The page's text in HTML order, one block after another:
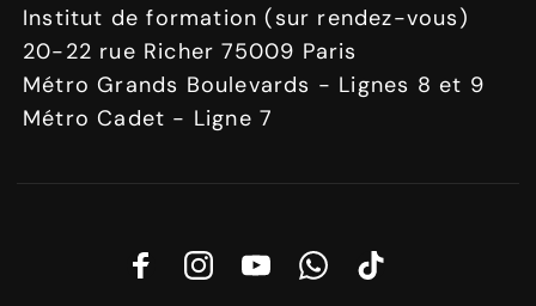
Institut de formation (sur rendez-vous)
20-22 rue Richer 75009 Paris
Métro Grands Boulevards - Lignes 8 et 9
Métro Cadet - Ligne 7